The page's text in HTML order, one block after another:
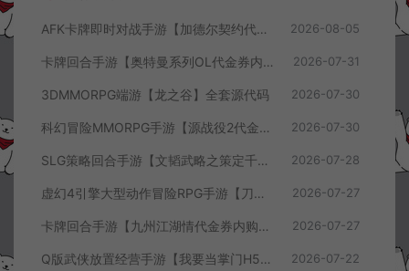
AFK卡牌即时对战手游【加德尔契约代金券内购修复版】8月最新整理Linux手工服务端+前后端全套源码+CDK授权后台+安卓苹果双端+详细搭建教程+视频教程 2026-08-05
卡牌回合手游【奥特曼系列OL代金券内购闪耀金兔多区版】7月最新整理Linux手工服务端+加解密工具+CDK授权后台+安卓+详细搭建教程+视频教程 2026-07-31
3DMMORPG端游【龙之谷】全套源代码 2026-07-30
科幻冒险MMORPG手游【源战役2代金券内购开区版】7月最新整理Linux手工服务端+配套源码+多功能管理后台+支付后台+CDK授权后台+安卓+详细搭建教程+视频教程 2026-07-30
SLG策略回合手游【文韬武略之策定千军代金券内购版】7月最新整理Linux手工服务端+前后端全套源码+管理后台+CDK授权后台+PC安卓+详细搭建教程+视频教程 2026-07-28
虚幻4引擎大型动作冒险RPG手游【刀锋战记2-邪恶回归】7月最新整理Linux手工服务端+全套前后端源码+管理后台+CDK授权后台+PC安卓苹果+详细搭建教程+视频教程 2026-07-27
卡牌回合手游【九州江湖情代金券内购版】7月最新整理Linux手工服务端+CDK授权后台+安卓苹果双端+详细搭建教程+视频教程 2026-07-27
Q版武侠放置经营手游【我要当掌门H5代金券内购版】7月最新整理Linux手工服务端+全套前后端源码+CDK授权后台+H5安卓苹果三端+详细搭建教程+视频教程 2026-07-22